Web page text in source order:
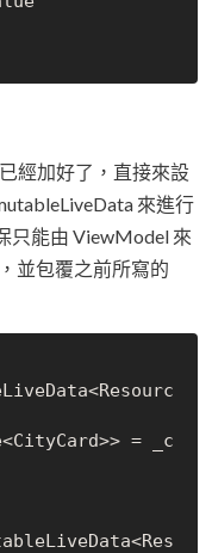
經加好了，直接來設
來進行
只能由 ViewModel 來
並包覆之前所寫的
= _c